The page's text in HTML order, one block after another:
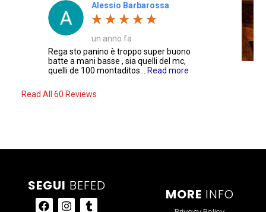
Alessio Barbarossa
un anno fa
Rega sto panino è troppo super buono
batte a mani basse , sia quelli del mc,
quelli de 100 montaditos...
Read more
Read All 60 Reviews
MORE INFO
SEGUI BEFED